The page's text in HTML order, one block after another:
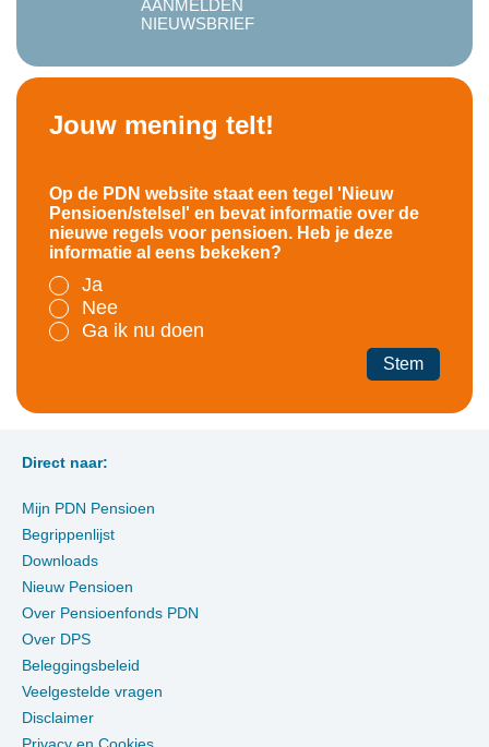
AANMELDEN
NIEUWSBRIEF
Jouw mening telt!
Op de PDN website staat een tegel 'Nieuw
Pensioen/stelsel' en bevat informatie over de
nieuwe regels voor pensioen. Heb je deze
informatie al eens bekeken?
Ja
Nee
Ga ik nu doen
Stem
Direct naar:
Mijn PDN Pensioen
Begrippenlijst
Downloads
Nieuw Pensioen
Over Pensioenfonds PDN
Over DPS
Beleggingsbeleid
Veelgestelde vragen
Disclaimer